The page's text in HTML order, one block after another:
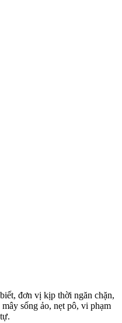
đơn vị kịp thời ngăn chặn,
sống ảo, nẹt pô, vi phạm